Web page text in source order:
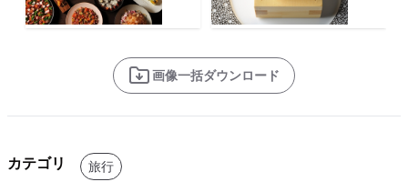
画像一括ダウンロード
カテゴリ 旅行